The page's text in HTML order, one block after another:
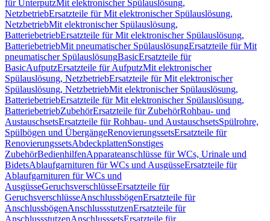
für UnterputzMit elektronischer Spülauslösung,
NetzbetriebErsatzteile für Mit elektronischer Spülauslösung,
NetzbetriebMit elektronischer Spülauslösung,
BatteriebetriebErsatzteile für Mit elektronischer Spülauslösung,
BatteriebetriebMit pneumatischer SpülauslösungErsatzteile für Mit
pneumatischer SpülauslösungBasicErsatzteile für
BasicAufputzErsatzteile für AufputzMit elektronischer
Spülauslösung, NetzbetriebErsatzteile für Mit elektronischer
Spülauslösung, NetzbetriebMit elektronischer Spülauslösung,
BatteriebetriebErsatzteile für Mit elektronischer Spülauslösung,
BatteriebetriebZubehörErsatzteile für ZubehörRohbau- und
AustauschsetsErsatzteile für Rohbau- und AustauschsetsSpülrohre,
Spülbögen und ÜbergängeRenovierungssetsErsatzteile für
RenovierungssetsAbdeckplattenSonstiges
ZubehörBedienhilfenApparateanschlüsse für WCs, Urinale und
BidetsAblaufgarnituren für WCs und AusgüsseErsatzteile für
Ablaufgarnituren für WCs und
AusgüsseGeruchsverschlüsseErsatzteile für
GeruchsverschlüsseAnschlussbögenErsatzteile für
AnschlussbögenAnschlussstutzenErsatzteile für
AnschlussstutzenAnschlusssetsErsatzteile für